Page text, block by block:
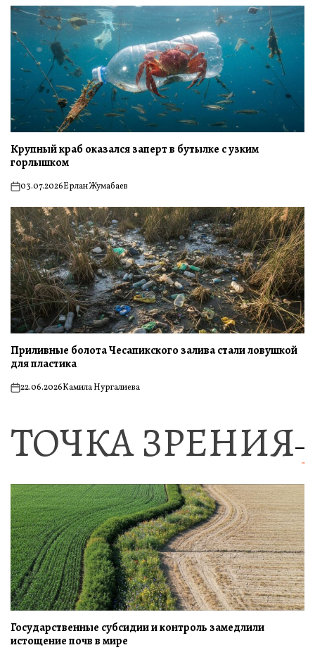
Крупный краб оказался заперт в бутылке с узким
горлышком
on03.07.2026Ерлан Жумабаев
Приливные болота Чесапикского залива стали ловушкой
для пластика
on22.06.2026Камила Нургалиева
ТОЧКА ЗРЕНИЯ
Государственные субсидии и контроль замедлили
истощение почв в мире